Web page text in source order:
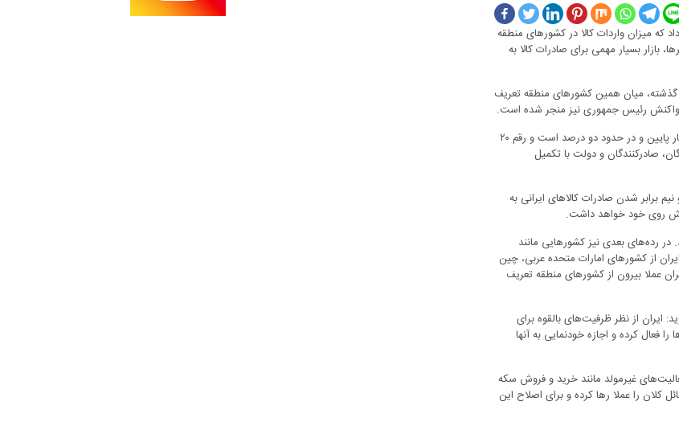
که میزان واردات کالا در کشورهای منطقه
بازار بسیار مهمی برای صادرات کالا به
میان همین کشورهای منطقه تعریف
واکنش رئیس جمهوری نیز منجر شده است.
ابراهیم رئیسی در جریان سفر اخیر خود به ایلام، اعلام کرد: سهم ایران در تجارت منطقه بسیار پایین و در حدود دو درصد است و رقم ۲۰
صادرکنندگان و دولت با تکمیل
برابر شدن صادرات کالاهای ایرانی به
روی خود خواهد داشت.
در رده‌های بعدی نیز کشورهایی مانند
از کشورهای امارات متحده عربی، چین
عملا بیرون از کشورهای منطقه تعریف
ایران از نظر ظرفیت‌های بالقوه برای
فعال کرده و اجازه خودنمایی به آنها
غیرمولد مانند خرید و فروش سکه
کلان را عملا رها کرده و برای اصلاح این